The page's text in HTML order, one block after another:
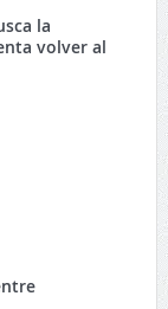
la
volver al